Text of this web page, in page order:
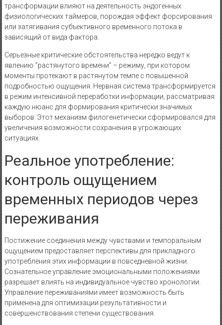
трансформации влияют на деятельность эндогенных
физиологических таймеров, порождая эффект форсирования
или затягивания субъективного временного потока в
зависящий от вида фактора.
Серьезные критические обстоятельства нередко ведут к
явлению “растянутого времени” – режиму, при котором
моменты протекают в растянутом темпе с повышенной
подробностью ощущения. Нервная система трансформируется
в режим интенсивной переработки информации, рассматривая
каждую нюанс для формирования критически значимых
выборов. Этот механизм филогенетически сформировался для
увеличения возможности сохранения в угрожающих
ситуациях.
Реальное употребление:
контроль ощущением
временных периодов через
переживания
Постижение соединения между чувствами и темпоральным
ощущением предоставляет перспективы для прикладного
употребления этих информации в повседневной жизни.
Сознательное управление эмоциональными положениями
разрешает влиять на индивидуальное чувство хронологии.
Управление переживаниями имеет возможность быть
применена для оптимизации результативности и
совершенствования степени существования.